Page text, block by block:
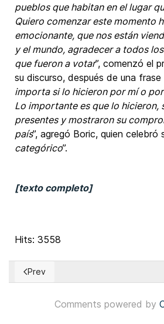
pueblos que habitan en el lugar
Quiero comenzar este momento
emocionante, que nos están
y el mundo, agradecer a todos
que fueron a votar”, comenzó el
su discurso, después de una frase
importa si lo hicieron por mí o
Lo importante es que lo hicieron,
presentes y mostraron su
país”, agregó Boric, quien celebró
categórico”.
[texto completo]
Hits: 3558
Previous article: México:
Prev
Comments powered by